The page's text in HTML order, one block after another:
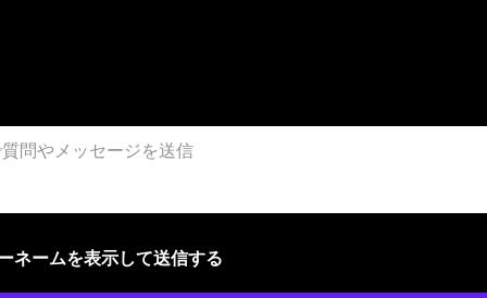
ネームを表示して送信する